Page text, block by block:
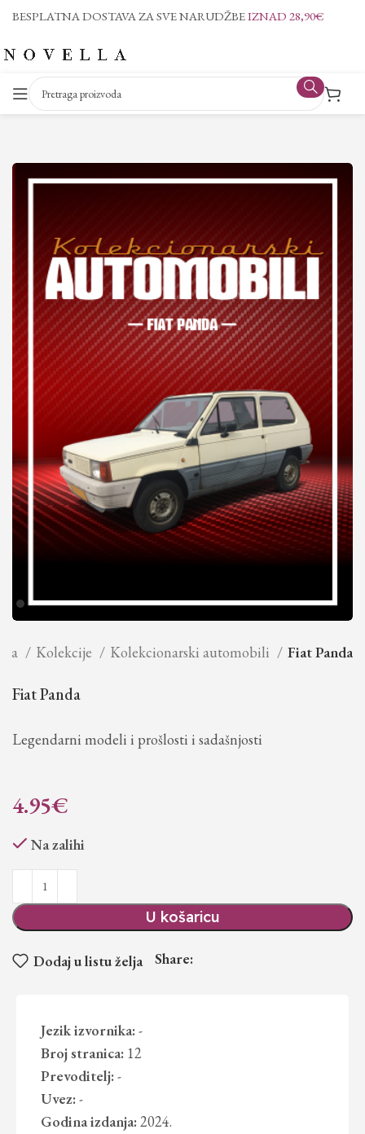
BESPLATNA DOSTAVA ZA SVE NARUDŽBEIZNAD 28,90€
Kolekcije Kolekcionarski automobili Fiat Panda
Fiat Panda
Legendarni modeli i prošlosti i sadašnjosti
4.95€
Na zalihi
U košaricu
Dodaj u listu želja Share:
Jezik izvornika: -
Broj stranica: 12
Prevoditelj: -
Uvez: -
Godina izdanja: 2024.